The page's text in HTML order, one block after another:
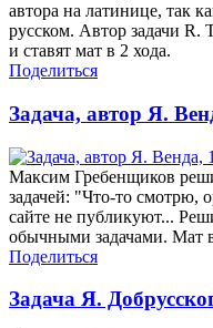
автора на латинице, так
русском. Автор задачи R.
и ставят мат в 2 хода.
Поделиться
Задача, автор Я.
Максим Гребенщиков
задачей: "Что-то смотрю,
сайте не публикуют...
обычными задачами. Мат
Поделиться
Задача Я.